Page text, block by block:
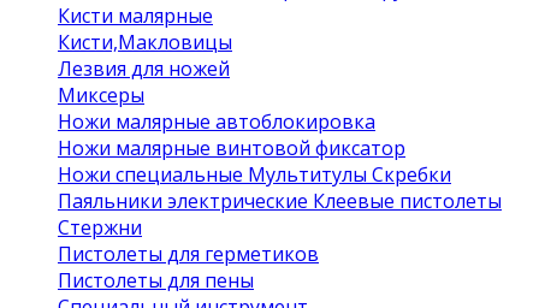
Кисти малярные
Кисти,Макловицы
Лезвия для ножей
Миксеры
Ножи малярные автоблокировка
Ножи малярные винтовой фиксатор
Ножи специальные Мультитулы Скребки
Паяльники электрические Клеевые пистолеты
Стержни
Пистолеты для герметиков
Пистолеты для пены